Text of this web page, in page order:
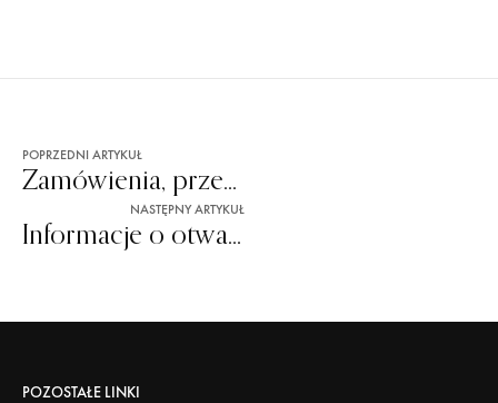
POPRZEDNI ARTYKUŁ
Zamówienia, przetargi
NASTĘPNY ARTYKUŁ
Informacje o otwarciu ofert
POZOSTAŁE LINKI